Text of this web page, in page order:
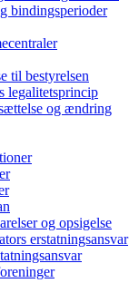
bindingsperioder
til bestyrelsen
legalitetsprincip
og ændring
og opsigelse
erstatningsansvar